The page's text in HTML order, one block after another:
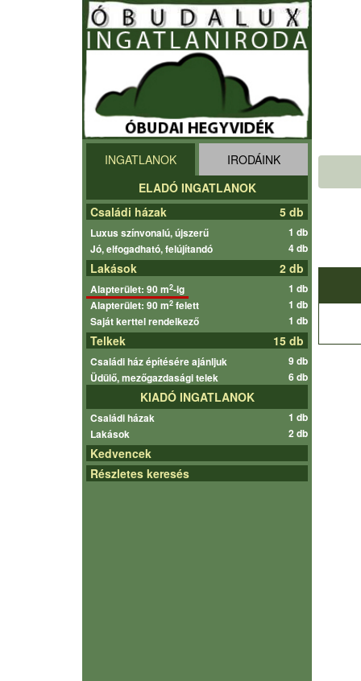
INGATLANOK
IRODÁINK
ELADÓ INGATLANOK
Családi házak
5 db
Luxus színvonalú, újszerű
1 db
Jó, elfogadható, felújítandó
4 db
Lakások 2 db
Alapterület: 90 m2-ig
1 db
Alapterület: 90 m2 felett
1 db
Saját kerttel rendelkező
1 db
Telkek 15 db
Családi ház építésére ajánljuk
9 db
Üdülő, mezőgazdasági telek
6 db
KIADÓ INGATLANOK
Családi házak
1 db
Lakások
2 db
Kedvencek
Részletes keresés